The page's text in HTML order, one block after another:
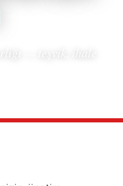
— teşvik, ihale